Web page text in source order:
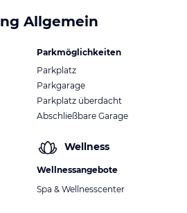
or changing possible
within 10 days after taking out
arrival there are no cancellation
90% of the booked
charged.
Allgemein
Parkmöglichkeiten
Parkplatz
Parkgarage
Parkplatz überdacht
Abschließbare Garage
Wellness
Wellnessangebote
Spa & Wellnesscenter